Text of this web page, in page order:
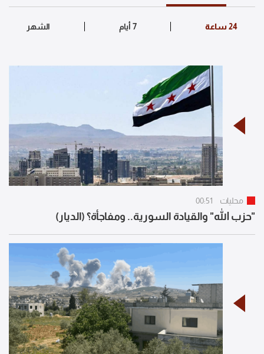
محليات 00:51
"حزب الله" والقيادة السورية.. ومفاجأة؟ (الديار)